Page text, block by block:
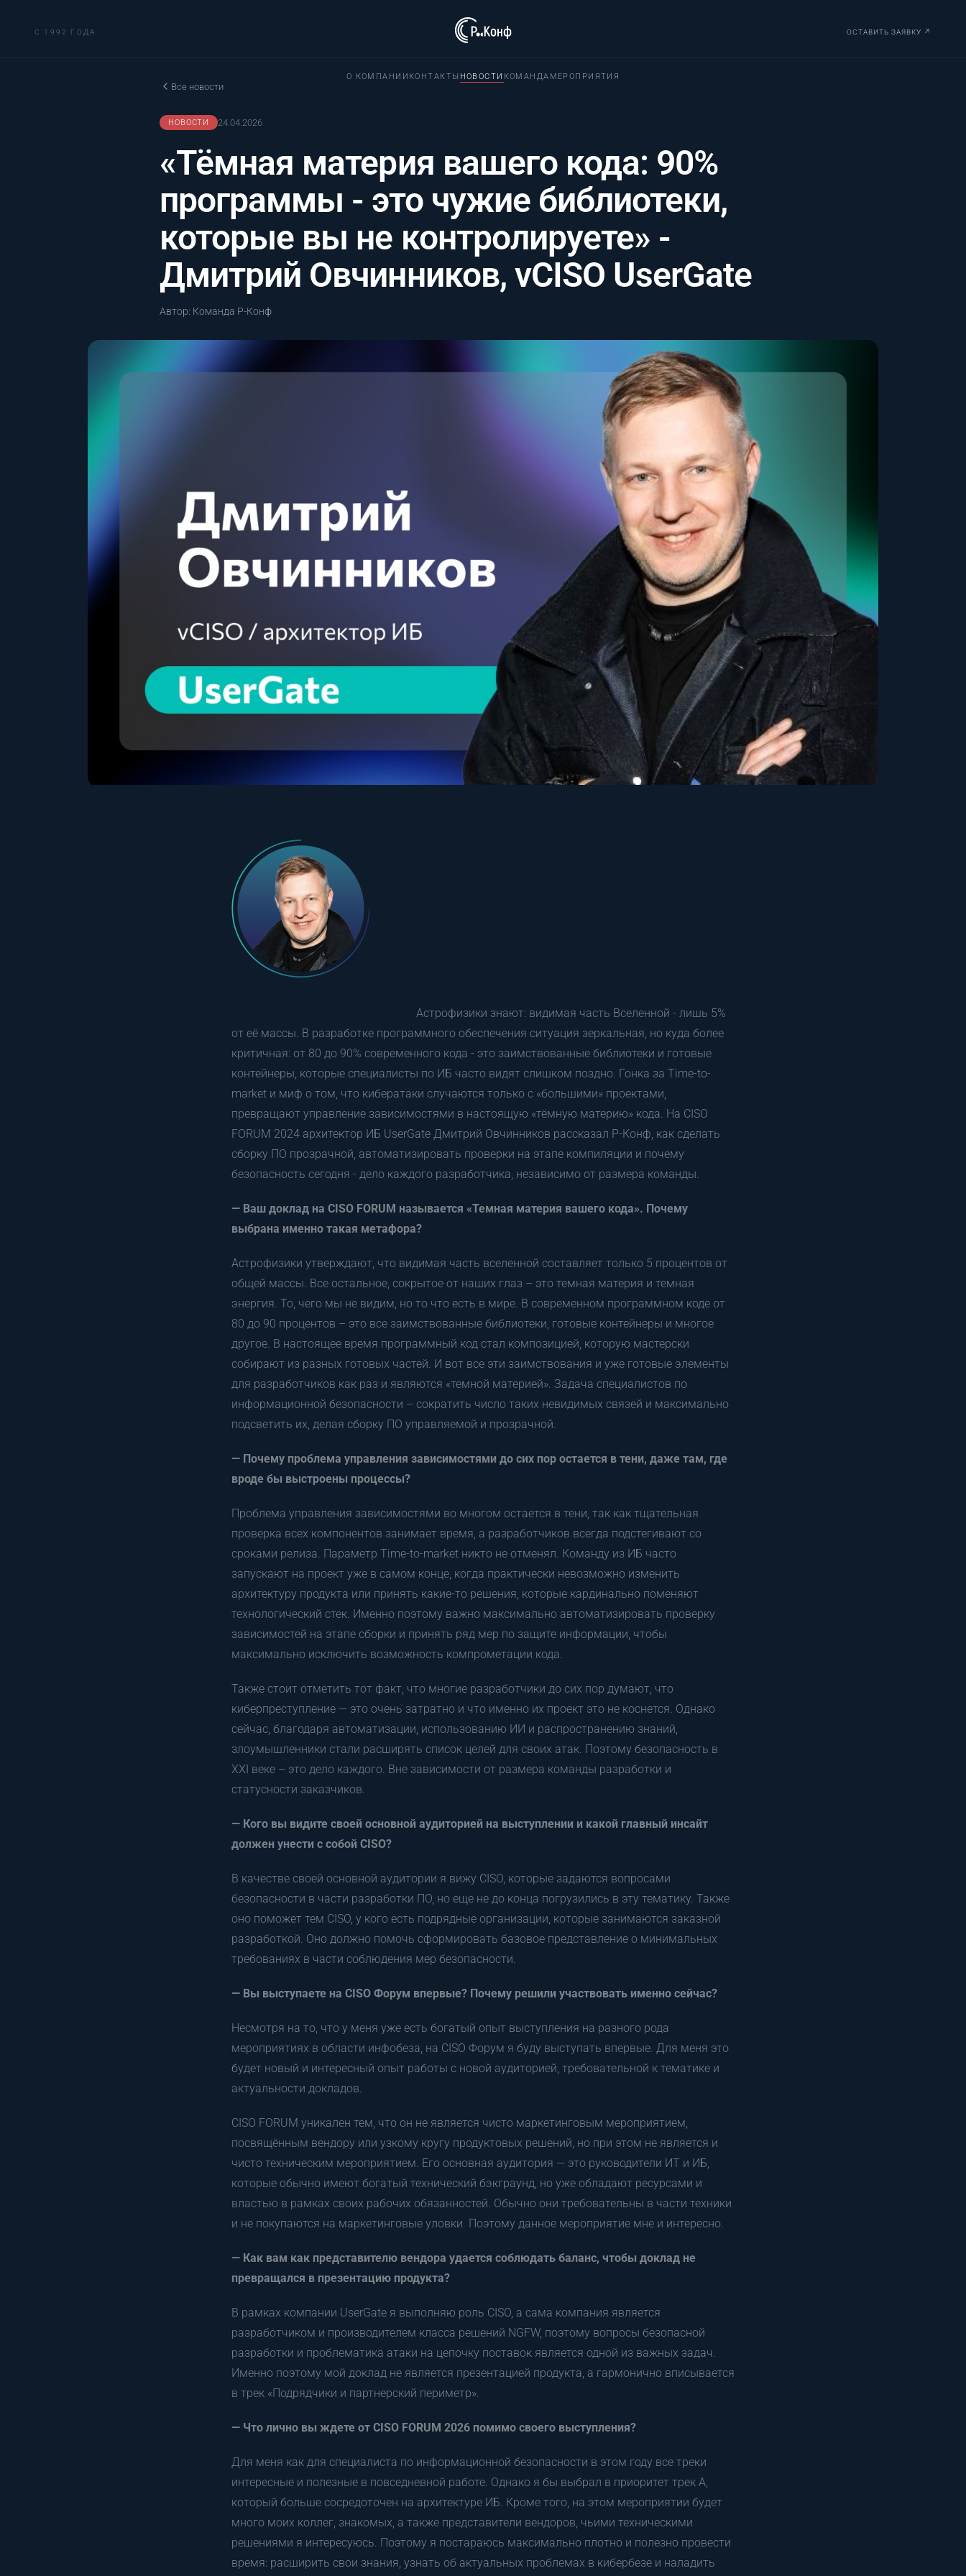
С 1992 ГОДА ОСТАВИТЬ ЗАЯВКУ ↗
О КОМПАНИИ КОНТАКТЫ НОВОСТИ КОМАНДА МЕРОПРИЯТИЯ
Все новости
НОВОСТИ 24.04.2026
«Тёмная материя вашего кода: 90%
программы - это чужие библиотеки,
которые вы не контролируете» -
Дмитрий Овчинников, vCISO UserGate
Автор: Команда Р-Конф
Астрофизики знают: видимая часть Вселенной - лишь 5%
от её массы. В разработке программного обеспечения ситуация зеркальная, но куда более
критичная: от 80 до 90% современного кода - это заимствованные библиотеки и готовые
контейнеры, которые специалисты по ИБ часто видят слишком поздно. Гонка за Time-to-
market и миф о том, что кибератаки случаются только с «большими» проектами,
превращают управление зависимостями в настоящую «тёмную материю» кода. На CISO
FORUM 2024 архитектор ИБ UserGate Дмитрий Овчинников рассказал Р-Конф, как сделать
сборку ПО прозрачной, автоматизировать проверки на этапе компиляции и почему
безопасность сегодня - дело каждого разработчика, независимо от размера команды.
— Ваш доклад на CISO FORUM называется «Темная материя вашего кода». Почему
выбрана именно такая метафора?
Астрофизики утверждают, что видимая часть вселенной составляет только 5 процентов от
общей массы. Все остальное, сокрытое от наших глаз – это темная материя и темная
энергия. То, чего мы не видим, но то что есть в мире. В современном программном коде от
80 до 90 процентов – это все заимствованные библиотеки, готовые контейнеры и многое
другое. В настоящее время программный код стал композицией, которую мастерски
собирают из разных готовых частей. И вот все эти заимствования и уже готовые элементы
для разработчиков как раз и являются «темной материей». Задача специалистов по
информационной безопасности – сократить число таких невидимых связей и максимально
подсветить их, делая сборку ПО управляемой и прозрачной.
— Почему проблема управления зависимостями до сих пор остается в тени, даже там, где
вроде бы выстроены процессы?
Проблема управления зависимостями во многом остается в тени, так как тщательная
проверка всех компонентов занимает время, а разработчиков всегда подстегивают со
сроками релиза. Параметр Time-to-market никто не отменял. Команду из ИБ часто
запускают на проект уже в самом конце, когда практически невозможно изменить
архитектуру продукта или принять какие-то решения, которые кардинально поменяют
технологический стек. Именно поэтому важно максимально автоматизировать проверку
зависимостей на этапе сборки и принять ряд мер по защите информации, чтобы
максимально исключить возможность компрометации кода.
Также стоит отметить тот факт, что многие разработчики до сих пор думают, что
киберпреступление — это очень затратно и что именно их проект это не коснется. Однако
сейчас, благодаря автоматизации, использованию ИИ и распространению знаний,
злоумышленники стали расширять список целей для своих атак. Поэтому безопасность в
XXI веке – это дело каждого. Вне зависимости от размера команды разработки и
статусности заказчиков.
— Кого вы видите своей основной аудиторией на выступлении и какой главный инсайт
должен унести с собой CISO?
В качестве своей основной аудитории я вижу CISO, которые задаются вопросами
безопасности в части разработки ПО, но еще не до конца погрузились в эту тематику. Также
оно поможет тем CISO, у кого есть подрядные организации, которые занимаются заказной
разработкой. Оно должно помочь сформировать базовое представление о минимальных
требованиях в части соблюдения мер безопасности.
— Вы выступаете на CISO Форум впервые? Почему решили участвовать именно сейчас?
Несмотря на то, что у меня уже есть богатый опыт выступления на разного рода
мероприятиях в области инфобеза, на CISO Форум я буду выступать впервые. Для меня это
будет новый и интересный опыт работы с новой аудиторией, требовательной к тематике и
актуальности докладов.
CISO FORUM уникален тем, что он не является чисто маркетинговым мероприятием,
посвящённым вендору или узкому кругу продуктовых решений, но при этом не является и
чисто техническим мероприятием. Его основная аудитория — это руководители ИТ и ИБ,
которые обычно имеют богатый технический бэкграунд, но уже обладают ресурсами и
властью в рамках своих рабочих обязанностей. Обычно они требовательны в части техники
и не покупаются на маркетинговые уловки. Поэтому данное мероприятие мне и интересно.
— Как вам как представителю вендора удается соблюдать баланс, чтобы доклад не
превращался в презентацию продукта?
В рамках компании UserGate я выполняю роль CISO, а сама компания является
разработчиком и производителем класса решений NGFW, поэтому вопросы безопасной
разработки и проблематика атаки на цепочку поставок является одной из важных задач.
Именно поэтому мой доклад не является презентацией продукта, а гармонично вписывается
в трек «Подрядчики и партнерский периметр».
— Что лично вы ждете от CISO FORUM 2026 помимо своего выступления?
Для меня как для специалиста по информационной безопасности в этом году все треки
интересные и полезные в повседневной работе. Однако я бы выбрал в приоритет трек А,
который больше сосредоточен на архитектуре ИБ. Кроме того, на этом мероприятии будет
много моих коллег, знакомых, а также представители вендоров, чьими техническими
решениями я интересуюсь. Поэтому я постараюсь максимально плотно и полезно провести
время: расширить свои знания, узнать об актуальных проблемах в кибербезе и наладить